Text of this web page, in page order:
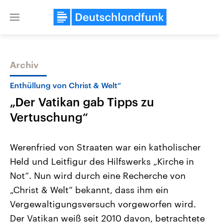
Close
Themen
USA
Aktuelle Beiträge, Analysen und
Hintergründe
Wirtschaftlich und militärisch
gehören die Vereinigten Staaten zu
den mächtigsten Ländern der Erde,
mit großem Einfluss auf das
Nahostkonflikt
Aktuelle Lage und
Der Überfall der
Terrororganisation Hamas
Oktober 2023 auf Israel
Region wieder die Gewalt
Israel möchte die Hamas
Archiv
Enthüllung von Christ & Welt“
„Der Vatikan gab Tipps zu
Vertuschung“
Werenfried von Straaten war ein katholischer
Held und Leitfigur des Hilfswerks „Kirche in
Not“. Nun wird durch eine Recherche von
„Christ & Welt“ bekannt, dass ihm ein
Vergewaltigungsversuch vorgeworfen wird.
Der Vatikan weiß seit 2010 davon, betrachtete